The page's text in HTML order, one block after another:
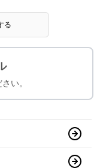
る
い。